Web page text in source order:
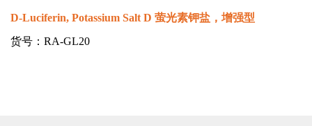
D-Luciferin, Potassium Salt D 萤光素钾盐，增强型
货号：RA-GL20